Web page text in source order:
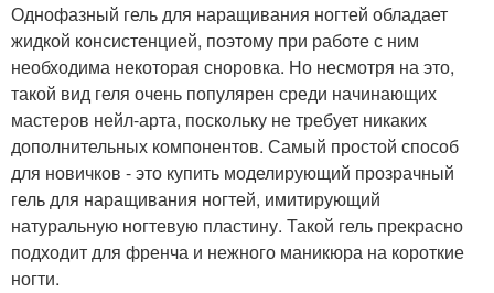
Однофазный гель для наращивания ногтей обладает
жидкой консистенцией, поэтому при работе с ним
необходима некоторая сноровка. Но несмотря на это,
такой вид геля очень популярен среди начинающих
мастеров нейл-арта, поскольку не требует никаких
дополнительных компонентов. Самый простой способ
для новичков - это купить моделирующий прозрачный
гель для наращивания ногтей, имитирующий
натуральную ногтевую пластину. Такой гель прекрасно
подходит для френча и нежного маникюра на короткие
ногти.